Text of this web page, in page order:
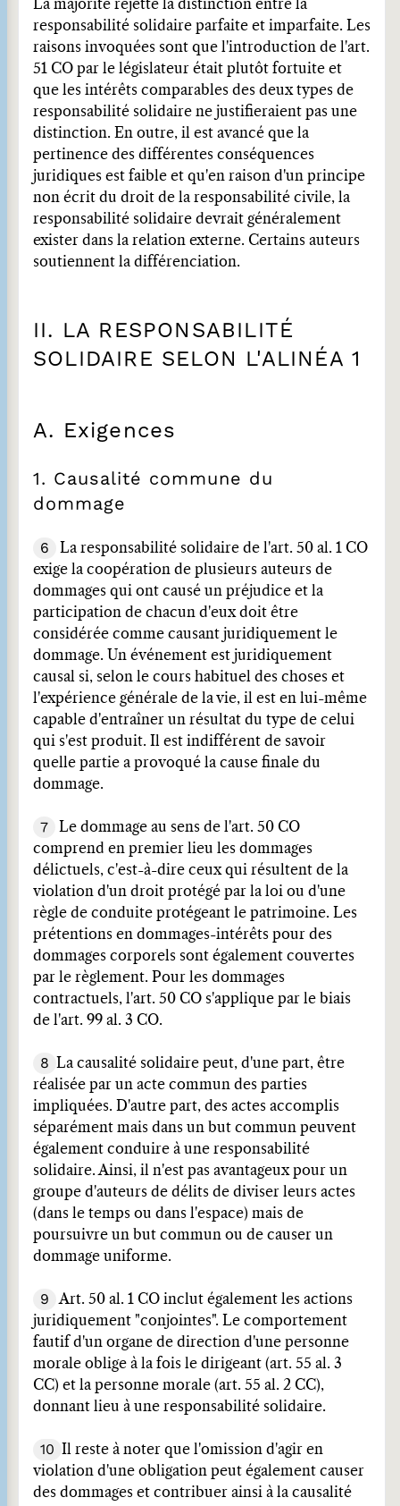
La majorité rejette la distinction entre la
responsabilité solidaire parfaite et imparfaite. Les
raisons invoquées sont que l'introduction de l'art.
51 CO par le législateur était plutôt fortuite et
que les intérêts comparables des deux types de
responsabilité solidaire ne justifieraient pas une
distinction. En outre, il est avancé que la
pertinence des différentes conséquences
juridiques est faible et qu'en raison d'un principe
non écrit du droit de la responsabilité civile, la
responsabilité solidaire devrait généralement
exister dans la relation externe. Certains auteurs
soutiennent la différenciation.
II. LA RESPONSABILITÉ
SOLIDAIRE SELON L'ALINÉA 1
A. Exigences
1. Causalité commune du
dommage
6
La responsabilité solidaire de l'art. 50 al. 1 CO
exige la coopération de plusieurs auteurs de
dommages qui ont causé un préjudice et la
participation de chacun d'eux doit être
considérée comme causant juridiquement le
dommage. Un événement est juridiquement
causal si, selon le cours habituel des choses et
l'expérience générale de la vie, il est en lui-même
capable d'entraîner un résultat du type de celui
qui s'est produit. Il est indifférent de savoir
quelle partie a provoqué la cause finale du
dommage.
7
Le dommage au sens de l'art. 50 CO
comprend en premier lieu les dommages
délictuels, c'est-à-dire ceux qui résultent de la
violation d'un droit protégé par la loi ou d'une
règle de conduite protégeant le patrimoine. Les
prétentions en dommages-intérêts pour des
dommages corporels sont également couvertes
par le règlement. Pour les dommages
contractuels, l'art. 50 CO s'applique par le biais
de l'art. 99 al. 3 CO.
8
La causalité solidaire peut, d'une part, être
réalisée par un acte commun des parties
impliquées. D'autre part, des actes accomplis
séparément mais dans un but commun peuvent
également conduire à une responsabilité
solidaire. Ainsi, il n'est pas avantageux pour un
groupe d'auteurs de délits de diviser leurs actes
(dans le temps ou dans l'espace) mais de
poursuivre un but commun ou de causer un
dommage uniforme.
9
Art. 50 al. 1 CO inclut également les actions
juridiquement "conjointes". Le comportement
fautif d'un organe de direction d'une personne
morale oblige à la fois le dirigeant (art. 55 al. 3
CC) et la personne morale (art. 55 al. 2 CC),
donnant lieu à une responsabilité solidaire.
10
Il reste à noter que l'omission d'agir en
violation d'une obligation peut également causer
des dommages et contribuer ainsi à la causalité